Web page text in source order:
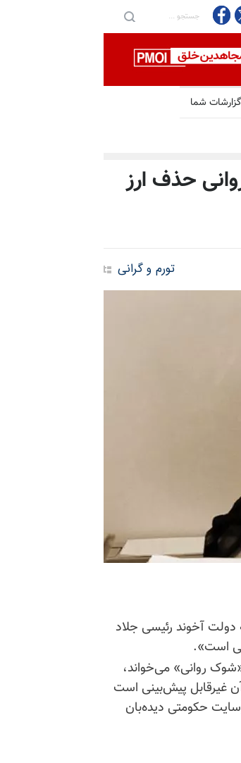
گزارشات شما
حذف ارز
تورم و گرانی
آخوند رئیسی جلاد
«شوک روانی» می‌خواند،
غیرقابل پیش‌بینی است
حکومتی دیده‌بان